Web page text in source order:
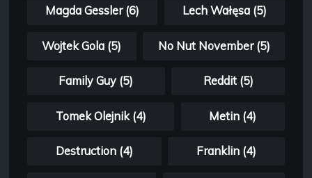
Magda Gessler (6) Lech Wałęsa (5)
Wojtek Gola (5) No Nut November (5)
Family Guy (5) Reddit (5)
Tomek Olejnik (4) Metin (4)
Destruction (4) Franklin (4)